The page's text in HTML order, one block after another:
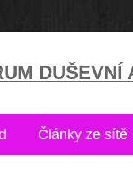
Články ze sítě